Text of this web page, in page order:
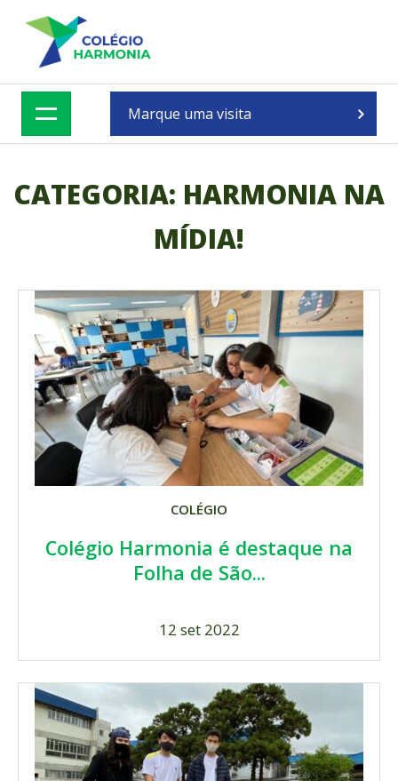
content
Marque uma visita
CATEGORIA: HARMONIA NA
MÍDIA!
COLÉGIO
Colégio Harmonia é destaque na
Folha de São...
12 set 2022